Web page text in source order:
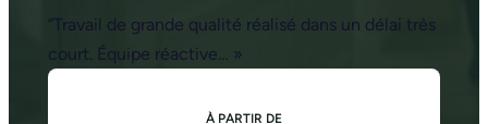
“Travail de grande qualité réalisé dans un délai très
court. Équipe réactive… »
À PARTIR DE